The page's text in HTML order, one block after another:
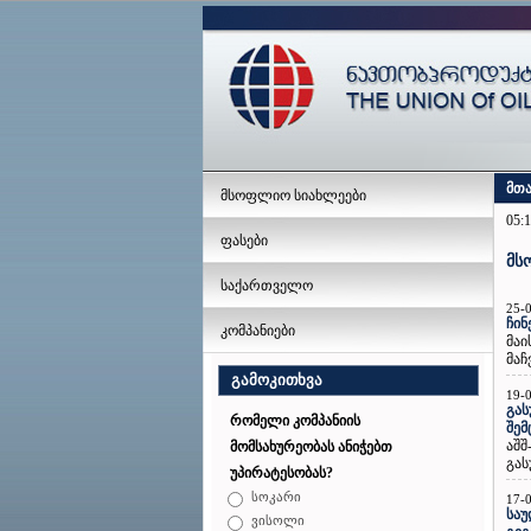
მსოფლიო სიახლეები
ფასები
საქართველო
კომპანიები
გამოკითხვა
რომელი კომპანიის
მომსახურეობას ანიჭებთ
უპირატესობას?
სოკარი
ვისოლი
25-
19-
17-